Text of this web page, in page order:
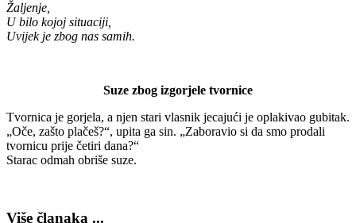
Žaljenje,
U bilo kojoj situaciji,
Uvijek je zbog nas samih.
Suze zbog izgorjele tvornice
Tvornica je gorjela, a njen stari vlasnik jecajući je oplakivao gubitak.
„Oče, zašto plačeš?“, upita ga sin. „Zaboravio si da smo prodali
tvornicu prije četiri dana?“
Starac odmah obriše suze.
Više članaka ...